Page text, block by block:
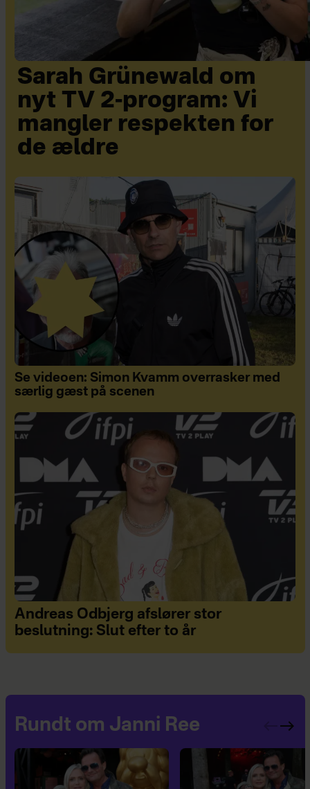
Sarah Grünewald om
nyt TV 2-program: Vi
mangler respekten for
de ældre
Se videoen: Simon Kvamm overrasker med
særlig gæst på scenen
Andreas Odbjerg afslører stor
beslutning: Slut efter to år
Rundt om Janni Ree